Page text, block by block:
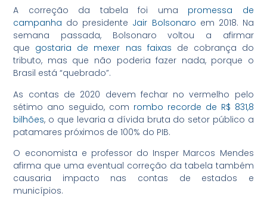
A correção da tabela foi uma promessa de
campanha do presidente Jair Bolsonaro em 2018. Na
semana passada, Bolsonaro voltou a afirmar
que gostaria de mexer nas faixas de cobrança do
tributo, mas que não poderia fazer nada, porque o
Brasil está “quebrado”.
As contas de 2020 devem fechar no vermelho pelo
sétimo ano seguido, com rombo recorde de R$ 831,8
bilhões, o que levaria a dívida bruta do setor público a
patamares próximos de 100% do PIB.
O economista e professor do Insper Marcos Mendes
afirma que uma eventual correção da tabela também
causaria impacto nas contas de estados e
municípios.